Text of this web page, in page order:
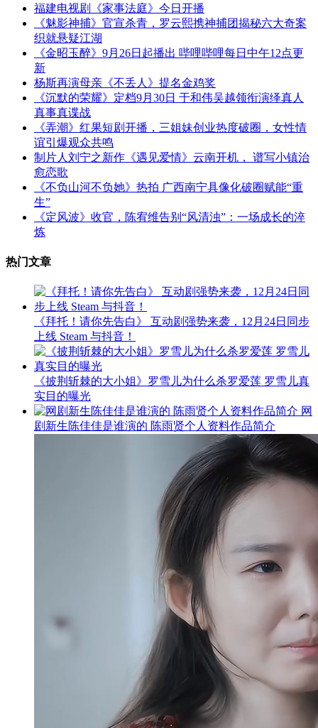
福建电视剧《家事法庭》今日开播
《魅影神捕》官宣杀青，罗云熙携神捕团揭秘六大奇案
织就悬疑江湖
《金昭玉醉》9月26日起播出 哔哩哔哩每日中午12点更
新
杨斯再演母亲《不丢人》提名金鸡奖
《沉默的荣耀》定档9月30日 于和伟吴越领衔演绎真人
真事真谍战
《弄潮》红果短剧开播，三姐妹创业热度破圈，女性情
谊引爆观众共鸣
制片人刘宁之新作《遇见爱情》云南开机， 谱写小镇治
愈恋歌
《不负山河不负她》热拍 广西南宁具像化破圈赋能“重
生”
《定风波》收官，陈宥维告别“风清浊”：一场成长的淬
炼
热门文章
《拜托！请你先告白》 互动剧强势来袭，12月24日同步
上线 Steam 与抖音！
《披荆斩棘的大小姐》罗雪儿为什么杀罗爱莲 罗雪儿真
实目的曝光
网
剧新生陈佳佳是谁演的 陈雨贤个人资料作品简介